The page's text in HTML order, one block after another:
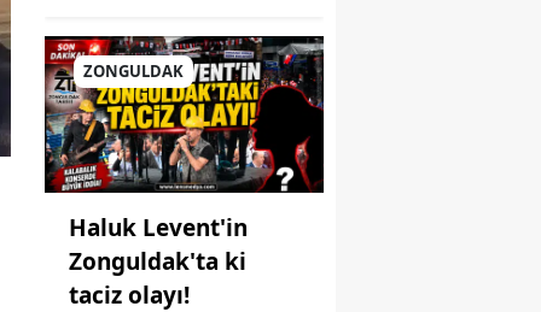
ZONGULDAK
Haluk Levent'in
Zonguldak'ta ki
taciz olayı!